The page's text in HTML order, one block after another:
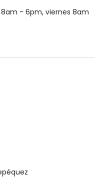
- 6pm, viernes 8am